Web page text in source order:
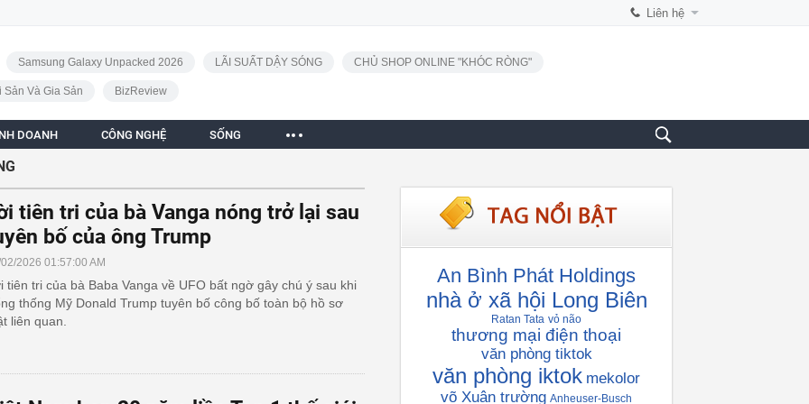
Liên hệ
Samsung Galaxy Unpacked 2026 LÃI SUẤT DẬY SÓNG CHỦ SHOP ONLINE "KHÓC RÒNG"
Sản Và Gia Sản BizReview
DOANH CÔNG NGHỆ SỐNG
tiên tri của bà Vanga nóng trở lại sau
bố của ông Trump
2026 01:57:00 AM
tiên tri của bà Baba Vanga về UFO bất ngờ gây chú ý sau khi
thống Mỹ Donald Trump tuyên bố công bố toàn bộ hồ sơ
liên quan.
An Bình Phát Holdings
nhà ở xã hội Long Biên
Ratan Tata vỏ não
thương mại điện thoại
văn phòng tiktok
văn phòng iktok mekolor
võ Xuân trường Anheuser-Busch